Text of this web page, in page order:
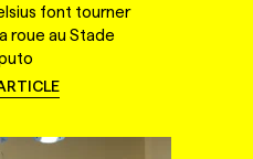
font tourner
roue au Stade